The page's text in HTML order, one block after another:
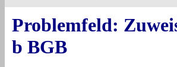
Problemfeld:
b BGB